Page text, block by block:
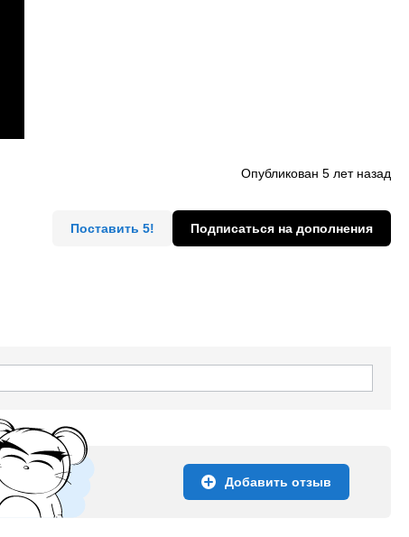
Опубликован 5 лет назад
Поставить 5! Подписаться на дополнения
Добавить отзыв